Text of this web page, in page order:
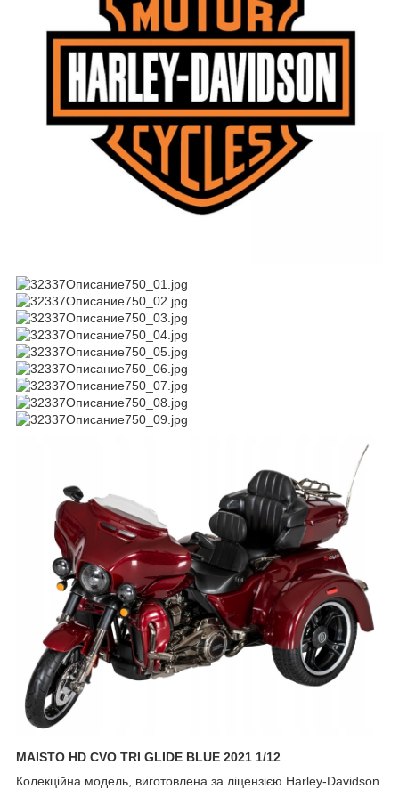
MAISTO HD CVO TRI GLIDE BLUE 2021 1/12
Колекційна модель, виготовлена за ліцензією Harley-Davidson.